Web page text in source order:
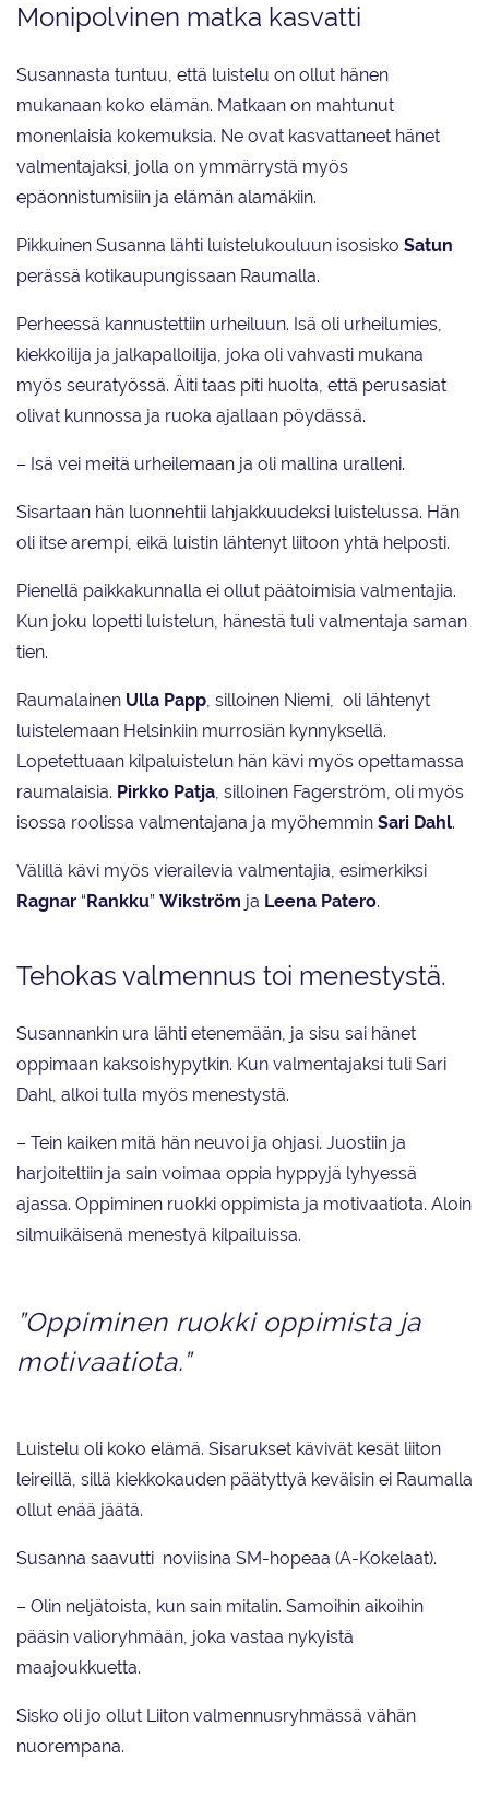
Monipolvinen matka kasvatti
Susannasta tuntuu, että luistelu on ollut hänen
mukanaan koko elämän. Matkaan on mahtunut
monenlaisia kokemuksia. Ne ovat kasvattaneet hänet
valmentajaksi, jolla on ymmärrystä myös
epäonnistumisiin ja elämän alamäkiin.
Pikkuinen Susanna lähti luistelukouluun isosisko Satun
perässä kotikaupungissaan Raumalla.
Perheessä kannustettiin urheiluun. Isä oli urheilumies,
kiekkoilija ja jalkapalloilija, joka oli vahvasti mukana
myös seuratyössä. Äiti taas piti huolta, että perusasiat
olivat kunnossa ja ruoka ajallaan pöydässä.
– Isä vei meitä urheilemaan ja oli mallina uralleni.
Sisartaan hän luonnehtii lahjakkuudeksi luistelussa. Hän
oli itse arempi, eikä luistin lähtenyt liitoon yhtä helposti.
Pienellä paikkakunnalla ei ollut päätoimisia valmentajia.
Kun joku lopetti luistelun, hänestä tuli valmentaja saman
tien.
Raumalainen Ulla Papp , silloinen Niemi, oli lähtenyt
luistelemaan Helsinkiin murrosiän kynnyksellä.
Lopetettuaan kilpaluistelun hän kävi myös opettamassa
raumalaisia. Pirkko Patja , silloinen Fagerström, oli myös
isossa roolissa valmentajana ja myöhemmin Sari Dahl.
Välillä kävi myös vierailevia valmentajia, esimerkiksi
Ragnar “Rankku” Wikström ja Leena Patero.
Tehokas valmennus toi menestystä.
Susannankin ura lähti etenemään, ja sisu sai hänet
oppimaan kaksoishypytkin. Kun valmentajaksi tuli Sari
Dahl, alkoi tulla myös menestystä.
– Tein kaiken mitä hän neuvoi ja ohjasi. Juostiin ja
harjoiteltiin ja sain voimaa oppia hyppyjä lyhyessä
ajassa. Oppiminen ruokki oppimista ja motivaatiota. Aloin
silmuikäisenä menestyä kilpailuissa.
”Oppiminen ruokki oppimista ja
motivaatiota.”
Luistelu oli koko elämä. Sisarukset kävivät kesät liiton
leireillä, sillä kiekkokauden päätyttyä keväisin ei Raumalla
ollut enää jäätä.
Susanna saavutti noviisina SM-hopeaa (A-Kokelaat).
– Olin neljätoista, kun sain mitalin. Samoihin aikoihin
pääsin valioryhmään, joka vastaa nykyistä
maajoukkuetta.
Sisko oli jo ollut Liiton valmennusryhmässä vähän
nuorempana.